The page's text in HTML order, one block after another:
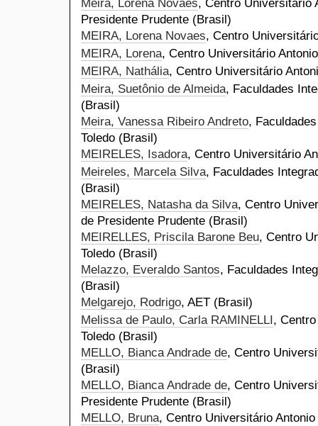
Meira, Lorena Novaes, Centro Universitário
Presidente Prudente (Brasil)
MEIRA, Lorena Novaes, Centro
MEIRA, Lorena, Centro Universitário
MEIRA, Nathália, Centro Universitário
Meira, Suetônio de Almeida, Faculdades
(Brasil)
Meira, Vanessa Ribeiro Andreto,
Toledo (Brasil)
MEIRELES, Isadora, Centro Universitário
Meireles, Marcela Silva, Faculdades
(Brasil)
MEIRELES, Natasha da Silva, Centro
de Presidente Prudente (Brasil)
MEIRELLES, Priscila Barone Beu, Centro
Toledo (Brasil)
Melazzo, Everaldo Santos, Faculdades
(Brasil)
Melgarejo, Rodrigo, AET (Brasil)
Melissa de Paulo, Carla RAMINELLI,
Toledo (Brasil)
MELLO, Bianca Andrade de, Centro
(Brasil)
MELLO, Bianca Andrade de, Centro
Presidente Prudente (Brasil)
MELLO, Bruna, Centro Universitário